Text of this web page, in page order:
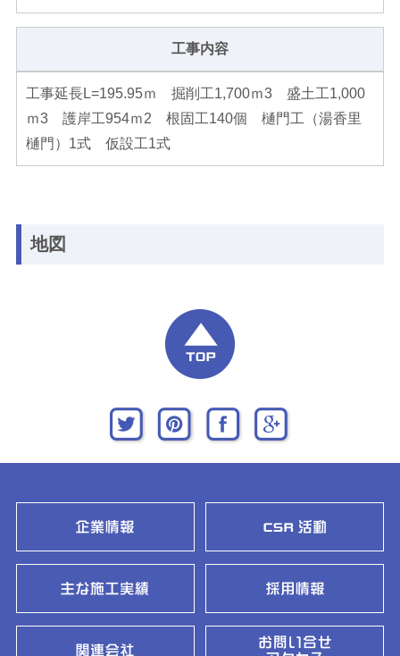
工事内容
工事延長L=195.95ｍ 掘削工1,700ｍ3 盛土工1,000
ｍ3 護岸工954ｍ2 根固工140個 樋門工（湯香里
樋門）1式 仮設工1式
地図